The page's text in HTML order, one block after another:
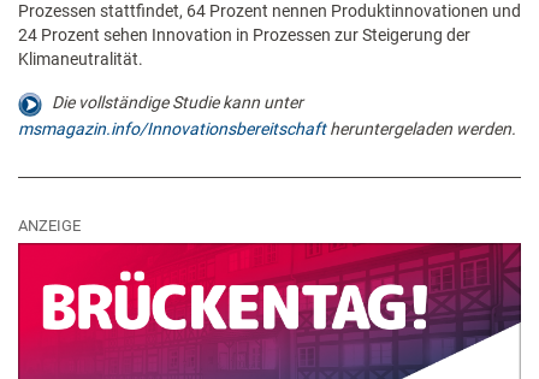
Prozessen stattfindet, 64 Prozent nennen Produktinnovationen und
24 Prozent sehen Innovation in Prozessen zur Steigerung der
Klimaneutralität.
Die vollständige Studie kann unter
msmagazin.info/Innovationsbereitschaftheruntergeladen werden.
ANZEIGE